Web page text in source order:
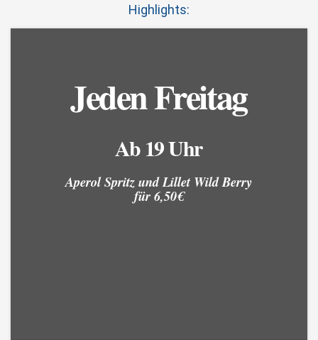
Highlights:
Jeden Freitag
Ab 19 Uhr
Aperol Spritz und Lillet Wild Berry
für 6,50€
Jeden
Donnerstag -
Schnitzeltag
Biergartensai
son eröffnet
unsere N°1